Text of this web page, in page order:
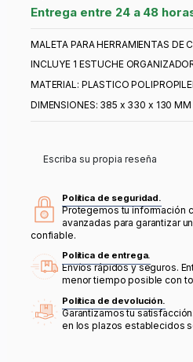
Entrega entre 24 a 48
MALETA PARA HERRAMIENTAS DE
INCLUYE 1 ESTUCHE
MATERIAL: PLASTICO
DIMENSIONES: 385 x 330 x 130 MM
Escriba su propia reseña
Política de seguridad.
Protegemos tu información
avanzadas para garantizar
confiable.
Política de entrega.
Envíos rápidos y seguros.
menor tiempo posible con
Política de devolución.
Garantizamos tu
en los plazos establecidos